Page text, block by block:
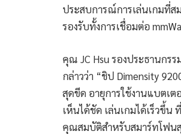
ประสบการณ์การเล่นเกมที่ส
รองรับทั้งการเชื่อมต่อ
คุณ JC Hsu รองประธานกร
กล่าวว่า “ชิป Dimensity
สุดขีด อายุการใช้งานแบตเต
เห็นได้ชัด เล่นเกมได้เร็วขึ้
คุณสมบัติสำหรับสมาร์ทโฟน